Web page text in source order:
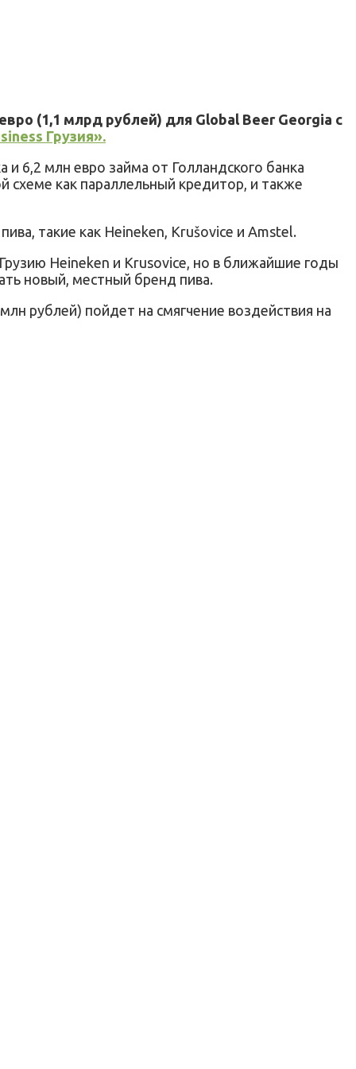
(1,1 млрд рублей) для Global Beer Georgia с
Грузия».
и 6,2 млн евро займа от Голландского банка
схеме как параллельный кредитор, и также
такие как Heineken, Krušovice и Amstel.
Heineken и Krusovice, но в ближайшие годы
новый, местный бренд пива.
рублей) пойдет на смягчение воздействия на